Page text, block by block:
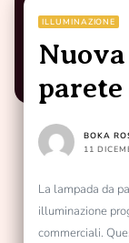
ILLUMINAZIONE
BOKA
11
La lampada da
illuminazione
commerciali.